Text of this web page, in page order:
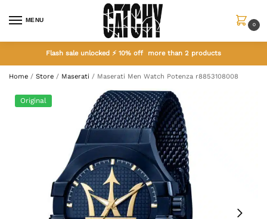
MENU
0
Flash sale unlocked ⚡ 10% off more than 2 products
Home / Store / Maserati / Maserati Men Watch Potenza r8853108008
Original